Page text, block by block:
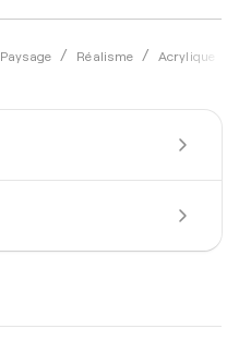
Paysage Réalisme Acrylique